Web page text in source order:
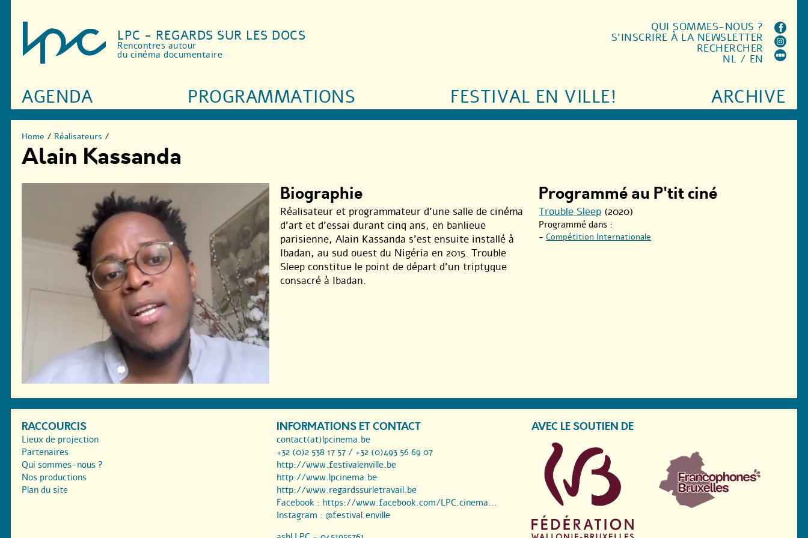
LPC - REGARDS SUR LES DOCS
Rencontres autour
du cinéma documentaire
AGENDA PROGRAMMATIONS FESTIVAL EN VILLE! ARCHIVE
QUI SOMMES-NOUS ?
S'INSCRIRE À LA NEWSLETTER
RECHERCHER
NL / EN
Home / Réalisateurs /
Alain Kassanda
Biographie
Réalisateur et programmateur d’une salle de cinéma
d’art et d’essai durant cinq ans, en banlieue
parisienne, Alain Kassanda s’est ensuite installé à
Ibadan, au sud ouest du Nigéria en 2015. Trouble
Sleep constitue le point de départ d’un triptyque
consacré à Ibadan.
Programmé au P'tit ciné
Trouble Sleep (2020)
Programmé dans :
- Compétition Internationale
RACCOURCIS
Lieux de projection
Partenaires
Qui sommes-nous ?
Nos productions
Plan du site
INFORMATIONS ET CONTACT
contact(at)lpcinema.be
+32 (0)2 538 17 57 / +32 (0)493 56 69 07
http://www.festivalenville.be
http://www.lpcinema.be
http://www.regardssurletravail.be
Facebook : https://www.facebook.com/LPC.cinema...
Instagram : @festival.enville
AVEC LE SOUTIEN DE